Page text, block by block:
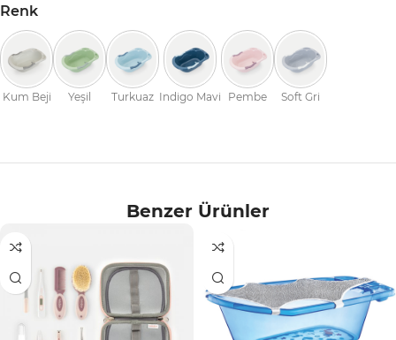
Renk
Kum Beji Yeşil Turkuaz Indigo Mavi Pembe Soft Gri
Benzer Ürünler